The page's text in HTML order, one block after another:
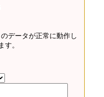
データが正常に動作し
す。